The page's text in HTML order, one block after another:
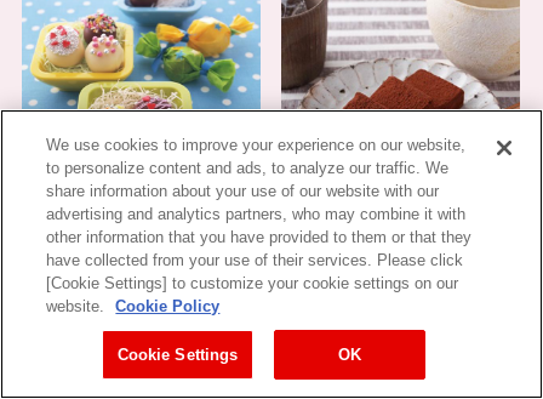
We use cookies to improve your experience on our website,
to personalize content and ads, to analyze our traffic. We
share information about your use of our website with our
advertising and analytics partners, who may combine it with
other information that you have provided to them or that they
have collected from your use of their services. Please click
[Cookie Settings] to customize your cookie settings on our
website.
Cookie Policy
Cookie Settings OK